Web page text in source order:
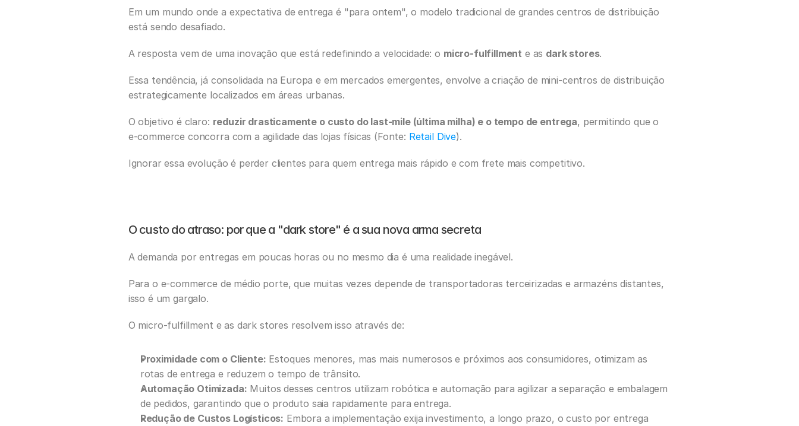
Em um mundo onde a expectativa de entrega é "para ontem", o modelo tradicional de grandes centros de distribuição
está sendo desafiado.
A resposta vem de uma inovação que está redefinindo a velocidade: o micro-fulfillment e as dark stores.
Essa tendência, já consolidada na Europa e em mercados emergentes, envolve a criação de mini-centros de distribuição
estrategicamente localizados em áreas urbanas.
O objetivo é claro: reduzir drasticamente o custo do last-mile (última milha) e o tempo de entrega, permitindo que o
e-commerce concorra com a agilidade das lojas físicas (Fonte: Retail Dive).
Ignorar essa evolução é perder clientes para quem entrega mais rápido e com frete mais competitivo.
O custo do atraso: por que a "dark store" é a sua nova arma secreta
A demanda por entregas em poucas horas ou no mesmo dia é uma realidade inegável.
Para o e-commerce de médio porte, que muitas vezes depende de transportadoras terceirizadas e armazéns distantes,
isso é um gargalo.
O micro-fulfillment e as dark stores resolvem isso através de:
Proximidade com o Cliente: Estoques menores, mas mais numerosos e próximos aos consumidores, otimizam as
rotas de entrega e reduzem o tempo de trânsito.
Automação Otimizada: Muitos desses centros utilizam robótica e automação para agilizar a separação e embalagem
de pedidos, garantindo que o produto saia rapidamente para entrega.
Redução de Custos Logísticos: Embora a implementação exija investimento, a longo prazo, o custo por entrega